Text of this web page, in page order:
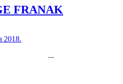
FRANAK
2018.
...